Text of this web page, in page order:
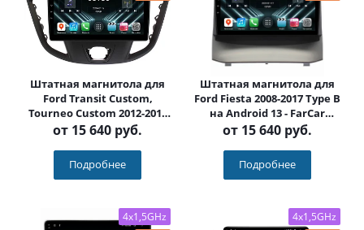
Штатная магнитола для
Ford Transit Custom,
Tourneo Custom 2012-2017
на Android 13 - FarCar
(D/DX3253M)
от 15 640 руб.
Подробнее
Штатная магнитола для
Ford Fiesta 2008-2017 Type B
на Android 13 - FarCar
(D/DX3250M Type B)
от 15 640 руб.
Подробнее
4x1,5GHz
4x1,5GHz